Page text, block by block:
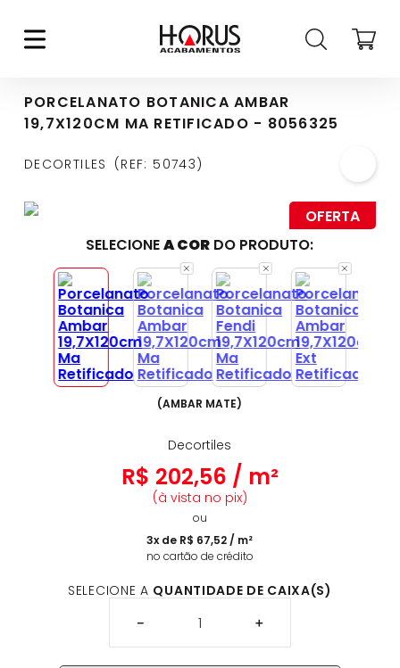
PORCELANATO BOTANICA AMBAR
19,7X120CM MA RETIFICADO - 8056325
DECORTILES REF: 50743
OFERTA
SELECIONEA COR DO PRODUTO:
(AMBAR MATE)
Decortiles
R$ 202,56 / m²
(à vista no pix)
ou
3x de R$ 67,52 / m²
no cartão de crédito
SELECIONE A QUANTIDADE DE CAIXA(S)
＋
－